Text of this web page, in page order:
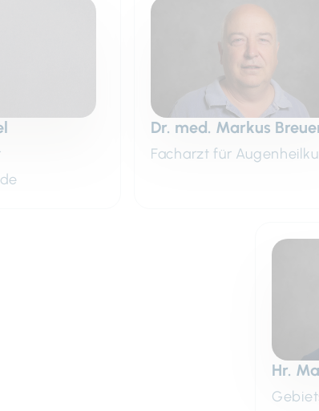
Dr. med. Markus
Facharzt für
Hr.